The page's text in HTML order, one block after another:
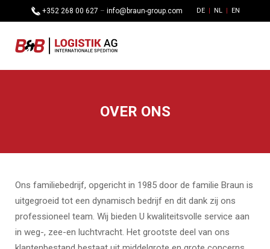
DE NL EN
+352 268 00 627 – info@braun-group.com
OVER ONS
Ons familiebedrijf, opgericht in 1985 door de familie Braun is
uitgegroeid tot een dynamisch bedrijf en dit dank zij ons
professioneel team. Wij bieden U kwaliteitsvolle service aan
in weg-, zee-en luchtvracht. Het grootste deel van ons